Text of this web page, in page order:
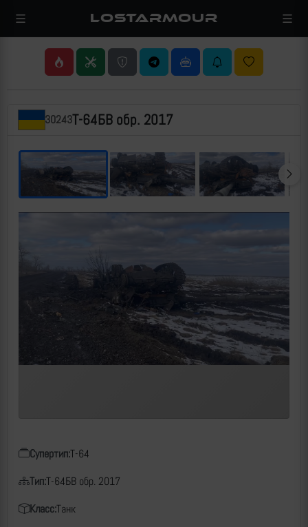
LOSTARMOUR
30243Т-64БВ обр. 2017
Супертип:Т-64
Тип:Т-64БВ обр. 2017
Класс:Танк